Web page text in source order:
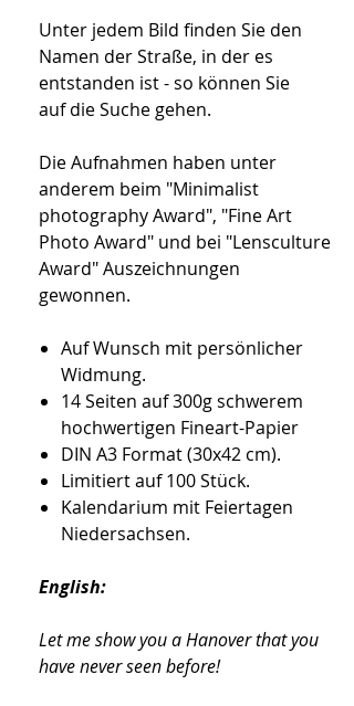
Unter jedem Bild finden Sie den
Namen der Straße, in der es
entstanden ist - so können Sie
auf die Suche gehen.
Die Aufnahmen haben unter
anderem beim "Minimalist
photography Award", "Fine Art
Photo Award" und bei "Lensculture
Award" Auszeichnungen
gewonnen.
Auf Wunsch mit persönlicher
Widmung.
14 Seiten auf 300g schwerem
hochwertigen Fineart-Papier
DIN A3 Format (30x42 cm).
Limitiert auf 100 Stück.
Kalendarium mit Feiertagen
Niedersachsen.
English:
Let me show you a Hanover that you
have never seen before!